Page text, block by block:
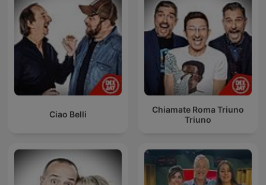
Ciao Belli
Chiamate Roma Triuno
Triuno